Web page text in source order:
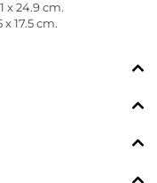
x 24.9 cm.
17.5 cm.